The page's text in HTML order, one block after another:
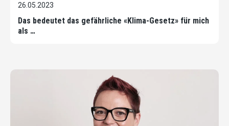
26.05.2023
Das bedeutet das gefährliche «Klima-Gesetz» für mich
als …